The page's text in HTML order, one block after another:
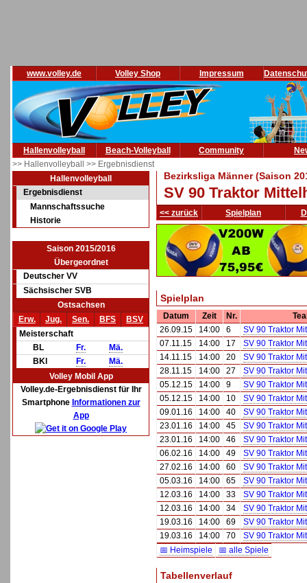
www.volley.de Volley Shop Impressum
Hallenvolleyball Beach-Volleyball Community
>> Hallenvolleyball >> Ergebnisdienst
Hallenvolleyball
Ergebnisdienst
Mannschaftssuche
Historie
Saison 2015/2016
Übergeordnet
Deutscher VV
Sächsischer SVB
Ostsachsen
Erw.
Jug. Sen. BFS
BSV
Meisterschaft
BL
Fr.
Mä.
BKl
Fr.
Mä.
Volley Mobil App
Volley.de-Ergebnisdienst für Ihr
Smartphone Informationen zur
App
Bezirksliga Männer (Saison
SV 90 Traktor
<< zurück Spielplan
Spielplan
Datum Zeit Nr.
26.09.15
14:00 6
SV 90 Traktor
07.11.15
14:00 17
SV 90 Traktor
14.11.15
14:00 20
SV 90 Traktor
28.11.15
14:00 27
SV 90 Traktor
05.12.15
14:00 9
SV 90 Traktor
05.12.15
14:00 10
SV 90 Traktor
09.01.16
14:00 40
SV 90 Traktor
23.01.16
14:00 45
SV 90 Traktor
23.01.16
14:00 46
SV 90 Traktor
06.02.16
14:00 49
SV 90 Traktor
27.02.16
14:00 60
SV 90 Traktor
05.03.16
14:00 65
SV 90 Traktor
12.03.16
14:00 33
SV 90 Traktor
12.03.16
14:00 34
SV 90 Traktor
19.03.16
14:00 69
SV 90 Traktor
19.03.16
14:00 70
SV 90 Traktor
📅 Heimspiele
📅 alle Spiele
Tabellenverlauf